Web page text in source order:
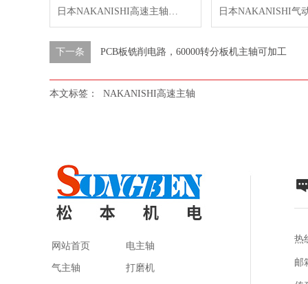
日本NAKANISHI高速主轴自动换刀主轴型号：NR50-5100ATC转速：50000转/min重量：385g
下一条 PCB板铣削电路，60000转分板机主轴可加工
本文标签： NAKANISHI高速主轴
网站首页 电主轴
气主轴 打磨机
热
邮